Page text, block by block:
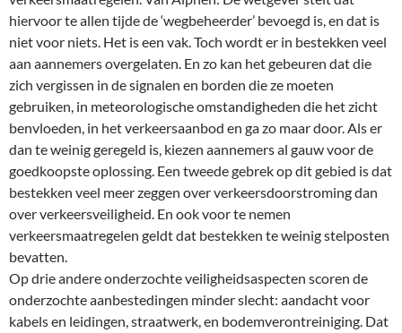
hiervoor te allen tijde de ‘wegbeheerder’ bevoegd is, en dat is
niet voor niets. Het is een vak. Toch wordt er in bestekken veel
aan aannemers overgelaten. En zo kan het gebeuren dat die
zich vergissen in de signalen en borden die ze moeten
gebruiken, in meteorologische omstandigheden die het zicht
benvloeden, in het verkeersaanbod en ga zo maar door. Als er
dan te weinig geregeld is, kiezen aannemers al gauw voor de
goedkoopste oplossing. Een tweede gebrek op dit gebied is dat
bestekken veel meer zeggen over verkeersdoorstroming dan
over verkeersveiligheid. En ook voor te nemen
verkeersmaatregelen geldt dat bestekken te weinig stelposten
bevatten.
Op drie andere onderzochte veiligheidsaspecten scoren de
onderzochte aanbestedingen minder slecht: aandacht voor
kabels en leidingen, straatwerk, en bodemverontreiniging. Dat